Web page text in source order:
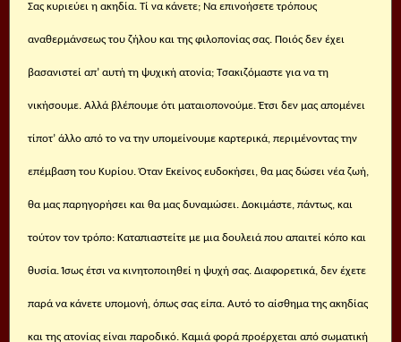
Σας κυριεύει η ακηδία. Τί να κάνετε; Να επινοήσετε τρόπους
αναθερμάνσεως του ζήλου και της φιλοπονίας σας. Ποιός δεν έχει
βασανιστεί απ’ αυτή τη ψυχική ατονία; Τσακιζόμαστε για να τη
νικήσουμε. Αλλά βλέπουμε ότι ματαιοπονούμε. Έτσι δεν μας απομένει
τίποτ’ άλλο από το να την υπομείνουμε καρτερικά, περιμένοντας την
επέμβαση του Κυρίου. Όταν Εκείνος ευδοκήσει, θα μας δώσει νέα ζωή,
θα μας παρηγορήσει και θα μας δυναμώσει. Δοκιμάστε, πάντως, και
τούτον τον τρόπο: Καταπιαστείτε με μια δουλειά που απαιτεί κόπο και
θυσία. Ίσως έτσι να κινητοποιηθεί η ψυχή σας. Διαφορετικά, δεν έχετε
παρά να κάνετε υπομονή, όπως σας είπα. Αυτό το αίσθημα της ακηδίας
και της ατονίας είναι παροδικό. Καμιά φορά προέρχεται από σωματική